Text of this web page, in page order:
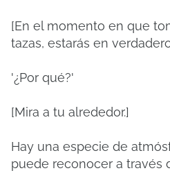
[En el momento en que
tazas, estarás en
'¿Por qué?'
[Mira a tu alrededor.]
Hay una especie de
puede reconocer a través